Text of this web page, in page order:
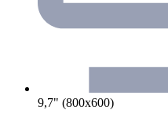
9,7" (800x600)